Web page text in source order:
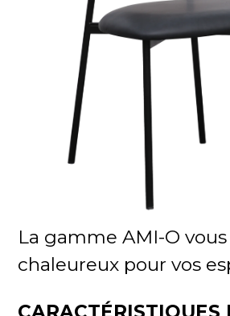
La gamme AMI-O
chaleureux pour vos